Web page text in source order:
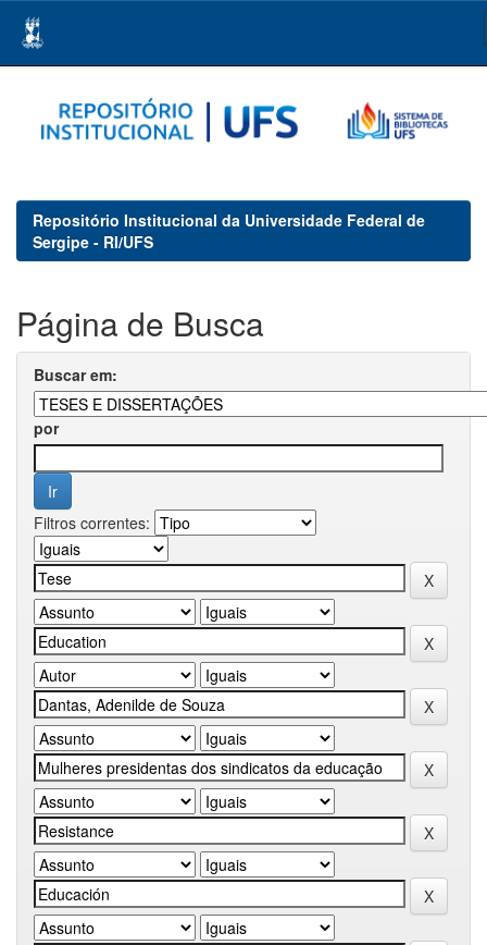
navigation
Repositório Institucional da Universidade Federal de
Sergipe - RI/UFS
Página de Busca
Buscar em:
por
Filtros correntes: